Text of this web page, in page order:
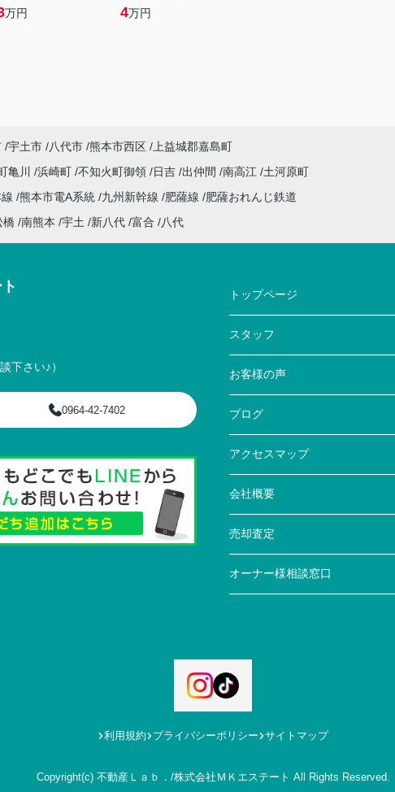
万円 4万円
宇土市 八代市 熊本市西区
上益城郡嘉島町
亀川 浜崎町 不知火町御領 日吉 出仲間 南高江
土河原町
熊本市電A系統 九州新幹線 肥薩線
肥薩おれんじ鉄道
橋 南熊本 宇土 新八代 富合 八代
下さい♪）
0964-42-7402
トップページ
スタッフ
お客様の声
ブログ
アクセスマップ
会社概要
売却査定
オーナー様相談窓口
利用規約 プライバシーポリシー サイトマップ
Copyright(c) 不動産Ｌａｂ．/株式会社ＭＫエステート All Rights Reserved.